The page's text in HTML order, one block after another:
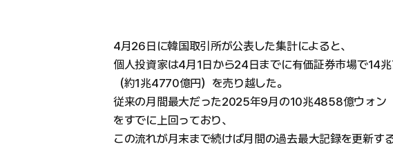
4月26日に韓国取引所が公表した集計によると、
個人投資家は4月1日から24日までに有価証券市場で14
（約1兆4770億円）を売り越した。
従来の月間最大だった2025年9月の10兆4858億ウォン
をすでに上回っており、
この流れが月末まで続けば月間の過去最大記録を更新す